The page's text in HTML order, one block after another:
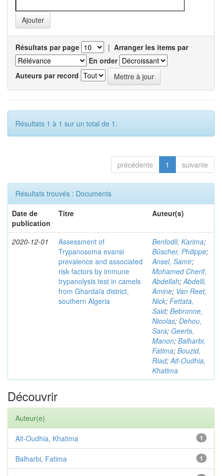
Résultats par page | Arranger les items par
En order
Auteurs par record
Résultats 1 à 1 sur un total de 1.
précédente 1 suivante
Résultats trouvés : Documents
Date de
publication
Titre Auteur(s)
2020-12-01
Assessment of
Trypanosoma evansi
prevalence and associated
risk factors by immune
trypanolysis test in camels
from Ghardaïa district,
southern Algeria
Benfodil, Karima;
Büscher, Philippe;
Ansel, Samir;
Mohamed Cherif,
Abdellah;Abdelli,
Amine; Van Reet,
Nick; Fettata,
Said; Bebronne,
Nicolas; Dehou,
Sara; Geerts,
Manon; Balharbi,
Fatima; Bouzid,
Riad;Ait-Oudhia,
Khatima
Découvrir
Auteur(e)
1
Ait-Oudhia, Khatima
1
Balharbi, Fatima